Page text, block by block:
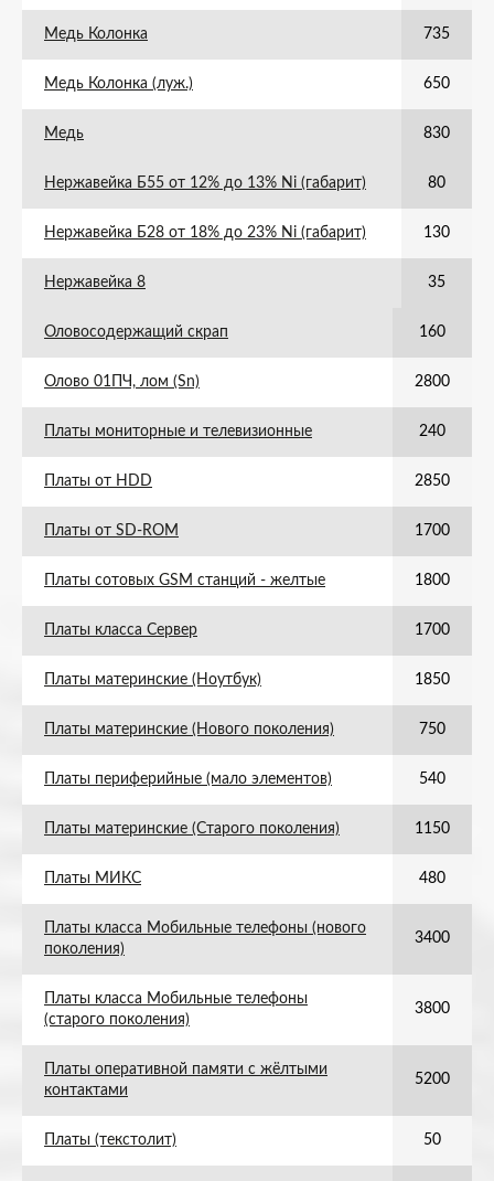
Медь Колонка 735
Медь Колонка (луж.) 650
Медь 830
Нержавейка Б55 от 12% до 13% Ni (габарит) 80
Нержавейка Б28 от 18% до 23% Ni (габарит) 130
Нержавейка 8 35
Оловосодержащий скрап 160
Олово 01ПЧ, лом (Sn) 2800
Платы мониторные и телевизионные 240
Платы от HDD 2850
Платы от SD-ROM 1700
Платы сотовых GSM станций - желтые 1800
Платы класса Сервер 1700
Платы материнские (Ноутбук) 1850
Платы материнские (Нового поколения) 750
Платы периферийные (мало элементов) 540
Платы материнские (Старого поколения) 1150
Платы МИКС 480
Платы класса Мобильные телефоны (нового
поколения)
3400
Платы класса Мобильные телефоны
(старого поколения)
3800
Платы оперативной памяти с жёлтыми
контактами
5200
Платы (текстолит) 50